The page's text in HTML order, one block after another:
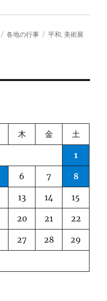
カ
各地の行事
タ
平和, 美術展
木 金 土
1
6 7 8
13 14 15
20 21 22
27 28 29